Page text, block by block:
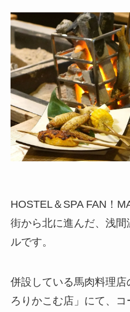
HOSTEL＆SPA FAN！
街から北に進んだ、浅
ルです。
併設している馬肉料理
ろりかこむ店」にて、